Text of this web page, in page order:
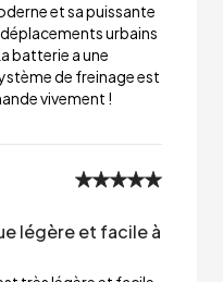
et sa puissante
urbains
batterie a une
de freinage est
vivement !
légère et facile à